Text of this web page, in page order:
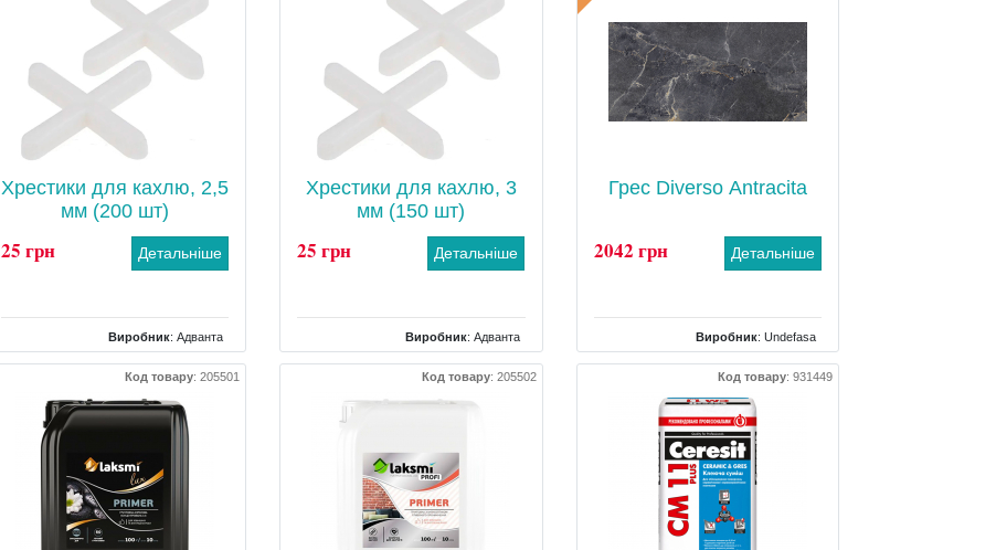
Хрестики для кахлю, 2,5
мм (200 шт)
25 грн Детальніше
Виробник:Адванта
: Хрестик шовний
Хрестики для кахлю, 3
мм (150 шт)
25 грн Детальніше
Виробник: Адванта
: Хрестик шовний
Грес Diverso Antracita
2042 грн Детальніше
Виробник: Undefasa
: Іспанія
Колір
Розміри : 600x1200
Клас зносостійкості
Кількість дизайнів
Код товару:205501 Код товару: 205502 Код товару: 931449